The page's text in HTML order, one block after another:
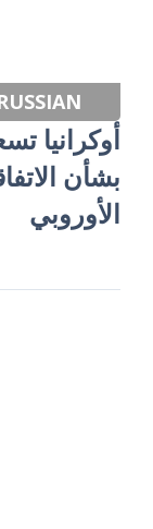
أوكرانيا
بشأن
الأوروبي